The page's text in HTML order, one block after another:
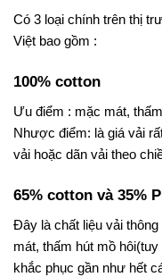
Có 3 loại chính trên thị
Việt bao gồm :
100% cotton
Ưu điểm : mặc mát,
Nhược điểm: là giá vải
vải hoặc dãn vải theo
65% cotton và 35%
Đây là chất liệu vải
mát, thấm hút mồ
khắc phục gần như hết